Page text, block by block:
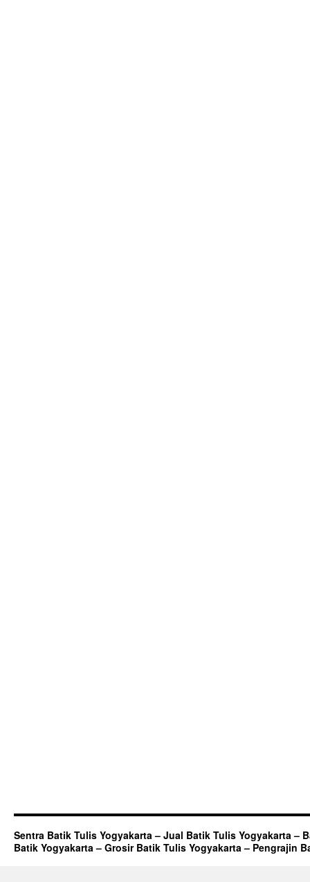
Sentra Batik Tulis Yogyakarta – Jual Batik Tulis Yogyakarta –
Batik Yogyakarta – Grosir Batik Tulis Yogyakarta – Pengrajin